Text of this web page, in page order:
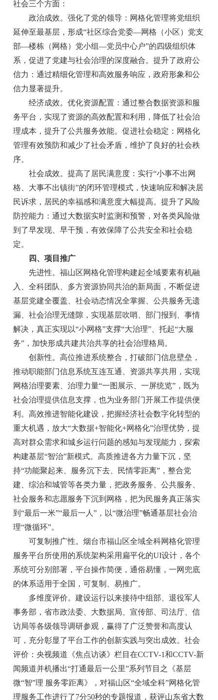
社会三个方面：
政治成效。强化了党的领导：网格化管理将党组织
延伸至最基层，形成“社区综合党委—网格（小区）党支
部—楼栋（网格）党小组—党员中心户”的四级组织体
系，促进了党建与社会治理的深度融合。提升了政府公
信力：通过精细化管理和高效服务响应，政府形象和公
信力显著提升。
经济成效。优化资源配置：通过整合数据资源和服
务平台，实现了资源的高效配置和利用，降低了社会治
理成本，提升了公共服务效能。促进社会稳定：网格化
管理有效预防和减少了社会矛盾，维护了良好的社会秩
序。
社会成效。提高了居民满意度：实行“小事不出网
格、大事不出镇街”的闭环管理模式，快速响应和解决居
民诉求，居民的幸福感和满意度大幅提高。提升了风险
防控能力：通过大数据实时监测和预警，对各类风险做
到了早发现、早干预，有效保障了公共安全和社会稳
定。
四、项目推广
先进性。福山区网格化管理构建起全域要素有机融
入、全科团队、多方资源协同共治的新局面，不断促进
基层党建全覆盖、社会动态情况全掌握、公共服务无遗
漏、社会治理无缝隙，实现基层吹哨、部门报到、事情
解决，真正实现以“小网格”支撑“大治理”、托起“大服
务”，加快形成共建共治共享的社会治理格局。
创新性。高位推进系统整合，打破部门信息壁垒，
推动职能部门信息系统互连互通、资源共享共用，实现
网格治理要素、治理力量“一图展示、一屏统览”，既为
社会治理提供信息支撑，也为业务部门开展工作提供便
利。高效推进智能化建设，把握经济社会数字化转型的
重大机遇，放大“大数据+智能化+网格化”治理优势，提
高对群众需求和城乡运行问题的感知与发现能力，探索
构建基层“智治”新模式。高质推进各方力量下沉，坚
持“功能聚起来、服务沉下去、民情零距离”，整合党
建、综治和城管等各类力量，把政务服务、公共服务、
社会服务和志愿服务下沉到网格，把为民服务真正落实
到“最后一米”“最后一人”，以“微治理”畅通基层社会治
理“微循环”。
可复制推广性。烟台市福山区全域全科网格化管理
服务平台所使用的系统架构采用扁平化的UI设计，各个
系统可分别部署，平台操作简便，通俗易懂，一网兜底
的体系适用于全国，可复制、易推广。
多维度评价。建设运行以来接待中组部、退役军人
事务部，省市政法委、大数据局、宣传部、司法厅、信
访局等各级领导调研参观，赢得了广泛赞誉和高度认
可，充分彰显了平台工作的创新实践与突出成效。社会
评价：央视频道《焦点访谈》栏目在CCTV-1和CCTV-新
闻频道并机播出“打通最后一公里”系列节目之《基层
微“智”理 服务零距离》，对福山区“全域全科”网格化管
理服务工作进行了7分50秒的专题报道，获评山东省大数